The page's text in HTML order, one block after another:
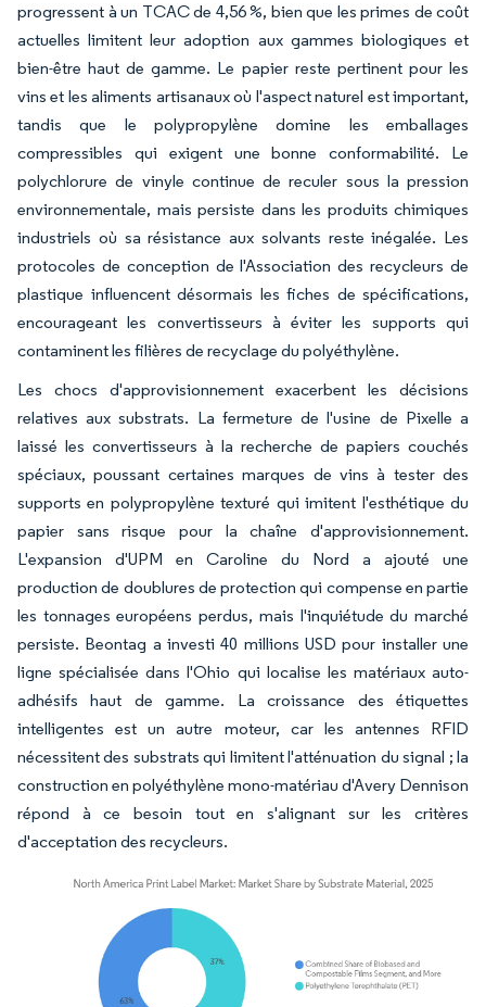
progressent à un TCAC de 4,56 %, bien que les primes de coût
actuelles limitent leur adoption aux gammes biologiques et
bien-être haut de gamme. Le papier reste pertinent pour les
vins et les aliments artisanaux où l'aspect naturel est important,
tandis que le polypropylène domine les emballages
compressibles qui exigent une bonne conformabilité. Le
polychlorure de vinyle continue de reculer sous la pression
environnementale, mais persiste dans les produits chimiques
industriels où sa résistance aux solvants reste inégalée. Les
protocoles de conception de l'Association des recycleurs de
plastique influencent désormais les fiches de spécifications,
encourageant les convertisseurs à éviter les supports qui
contaminent les filières de recyclage du polyéthylène.
Les chocs d'approvisionnement exacerbent les décisions
relatives aux substrats. La fermeture de l'usine de Pixelle a
laissé les convertisseurs à la recherche de papiers couchés
spéciaux, poussant certaines marques de vins à tester des
supports en polypropylène texturé qui imitent l'esthétique du
papier sans risque pour la chaîne d'approvisionnement.
L'expansion d'UPM en Caroline du Nord a ajouté une
production de doublures de protection qui compense en partie
les tonnages européens perdus, mais l'inquiétude du marché
persiste. Beontag a investi 40 millions USD pour installer une
ligne spécialisée dans l'Ohio qui localise les matériaux auto-
adhésifs haut de gamme. La croissance des étiquettes
intelligentes est un autre moteur, car les antennes RFID
nécessitent des substrats qui limitent l'atténuation du signal ; la
construction en polyéthylène mono-matériau d'Avery Dennison
répond à ce besoin tout en s'alignant sur les critères
d'acceptation des recycleurs.